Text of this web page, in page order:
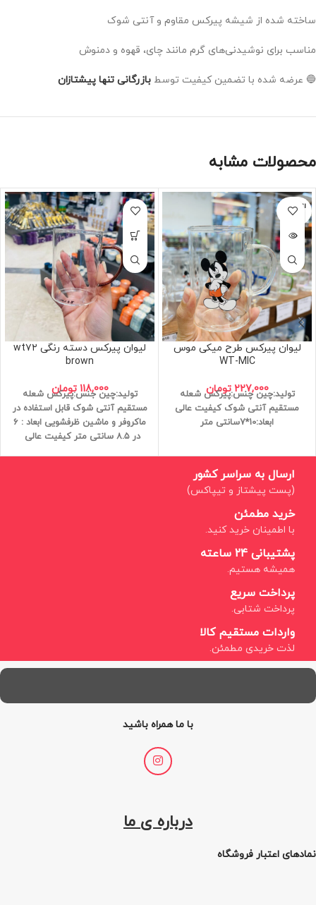
ساخته شده از شیشه پیرکس مقاوم و آنتی شوک
مناسب برای نوشیدنی‌های گرم مانند چای، قهوه و دمنوش
🔵 عرضه شده با تضمین کیفیت توسط بازرگانی تنها پیشتازان
محصولات مشابه
اتمام مو
جودی
لیوان پیرکس طرح میکی موس
WT-MIC
227,000 تومان تولید:چین چنس:پیرکس شعله
مستقیم آنتی شوک کیفیت عالی
ابعاد:10*7سانتی متر
لیوان پیرکس دسته رنگی wt۷۲
brown
118,000 تومان تولید:چین جنس:پیرکس شعله
مستقیم آنتی شوک قابل استفاده در
ماکروفر و ماشین ظرفشویی
ابعاد : ۶
در ۸.۵ سانتی متر
کیفیت عالی
ارسال به سراسر کشور
(پست پیشتاز و تیپاکس)
خرید مطمئن
با اطمینان خرید کنید.
پشتیبانی 24 ساعته
همیشه هستیم.
پرداخت سریع
پرداخت شتابی.
واردات مستقیم کالا
لذت خریدی مطمئن.
با ما همراه باشید
درباره ی ما
نمادهای اعتبار فروشگاه